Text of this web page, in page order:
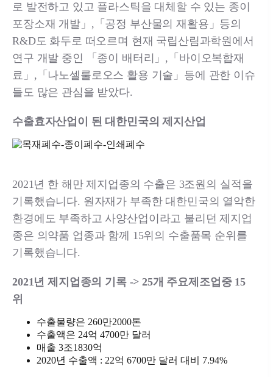
로 발전하고 있고 플라스틱을 대체할 수 있는 종이
포장소재 개발」,「공정 부산물의 재활용」등의
R&D도 화두로 떠오르며 현재 국립산림과학원에서
연구 개발 중인 「종이 배터리」,「바이오복합재
료」,「나노셀룰로오스 활용 기술」등에 관한 이슈
들도 많은 관심을 받았다.
수출효자산업이 된 대한민국의 제지산업
2021년 한 해만 제지업종의 수출은 3조원의 실적을
기록했습니다. 원자재가 부족한 대한민국의 열악한
환경에도 부족하고 사양산업이라고 불리던 제지업
종은 의약품 업종과 함께 15위의 수출품목 순위를
기록했습니다.
2021년 제지업종의 기록 -> 25개 주요제조업중 15
위
수출물량은 260만2000톤
수출액은 24억 4700만 달러
매출 3조1830억
2020년 수출액 : 22억 6700만 달러 대비 7.94%